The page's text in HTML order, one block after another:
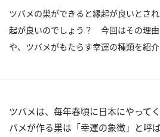
ツバメの巣ができると縁起が良いとさ
起が良いのでしょう？ 今回はその理
や、ツバメがもたらす幸運の種類を紹介
ツバメは、毎年春頃に日本にやって
バメが作る巣は「幸運の象徴」と呼